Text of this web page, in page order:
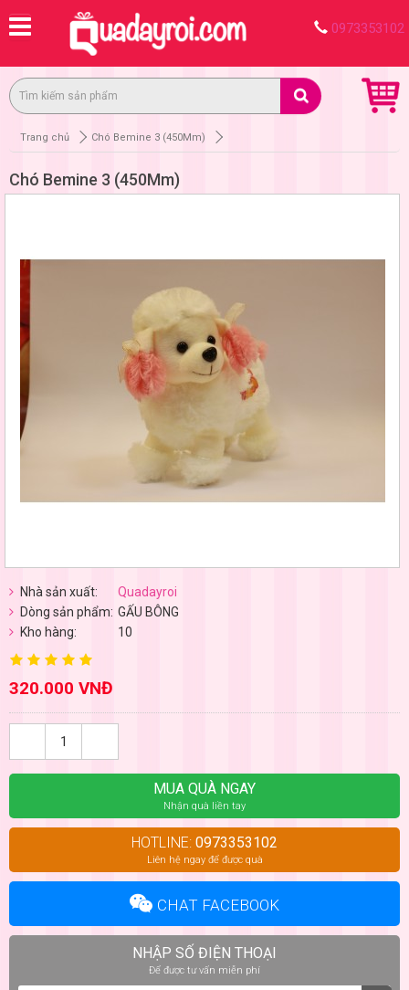
0973353102
Trang chủ Chó Bemine 3 (450Mm)
Chó Bemine 3 (450Mm)
Nhà sản xuất:
Quadayroi
Dòng sản phẩm: GẤU BÔNG
Kho hàng:
10
320.000 VNĐ
MUA QUÀ NGAY
Nhận quà liền tay
HOTLINE: 0973353102
Liên hệ ngay để được quà
CHAT FACEBOOK
NHẬP SỐ ĐIỆN THOẠI
Để được tư vấn miễn phí